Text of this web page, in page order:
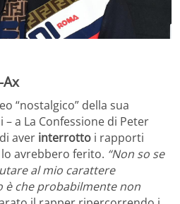
Ax
“nostalgico” della sua
– a La Confessione di Peter
aver interrotto i rapporti
avrebbero ferito. “Non so se
al mio carattere
è che probabilmente non